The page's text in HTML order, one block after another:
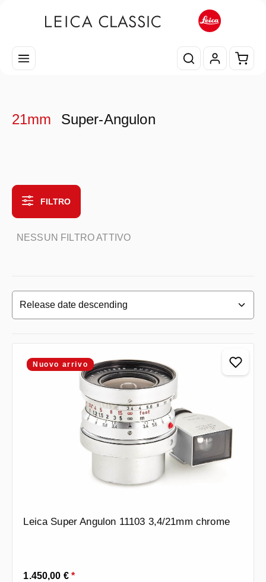
Il
21mm Super-Angulon
FILTRO
NESSUN FILTRO ATTIVO
Nuovo arrivo
Leica Super Angulon 11103 3,4/21mm chrome
Prezzo normale:
1.450,00 €*